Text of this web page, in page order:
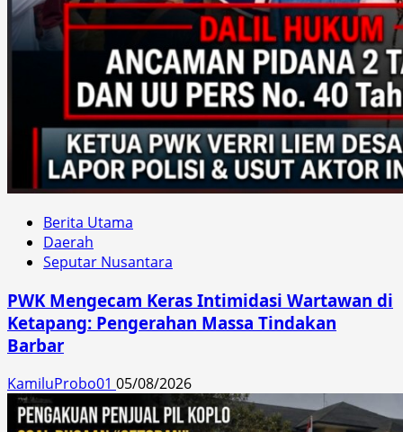
Berita Utama
Daerah
Seputar Nusantara
PWK Mengecam Keras Intimidasi Wartawan di
Ketapang: Pengerahan Massa Tindakan
Barbar
KamiluProbo01 05/08/2026